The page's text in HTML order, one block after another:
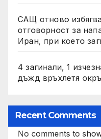
САЩ отново
отговорност за
Иран, при което
4 загинали, 1
дъжд връхлетя
Recent Comments
No comments to